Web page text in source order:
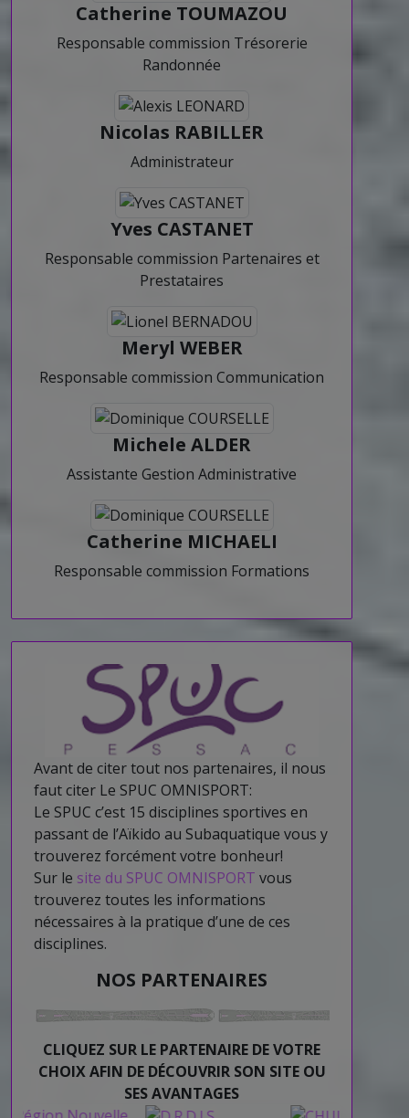
Catherine TOUMAZOU
Responsable commission Trésorerie
Randonnée
Nicolas RABILLER
Administrateur
Yves CASTANET
Responsable commission Partenaires et
Prestataires
Meryl WEBER
Responsable commission Communication
Michele ALDER
Assistante Gestion Administrative
Catherine MICHAELI
Responsable commission Formations
Avant de citer tout nos partenaires, il nous
faut citer Le SPUC OMNISPORT:
Le SPUC c’est 15 disciplines sportives en
passant de l’Aïkido au Subaquatique vous y
trouverez forcément votre bonheur!
Sur le site du SPUC OMNISPORT vous
trouverez toutes les informations
nécessaires à la pratique d’une de ces
disciplines.
NOS PARTENAIRES
CLIQUEZ SUR LE PARTENAIRE DE VOTRE
CHOIX AFIN DE DÉCOUVRIR SON SITE OU
SES AVANTAGES